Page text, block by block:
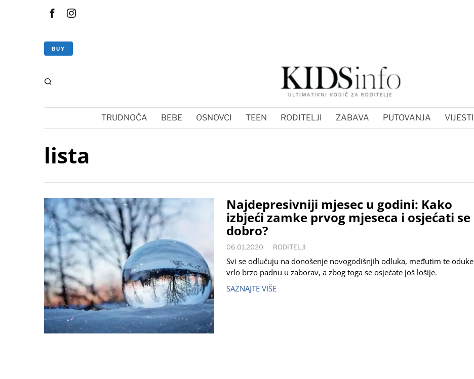
BUY
TRUDNOĆA BEBE OSNOVCI TEEN RODITELJI ZABAVA PUTOVANJA VIJESTI
lista
Najdepresivniji mjesec u godini: Kako
izbjeći zamke prvog mjeseca i osjećati se
dobro?
06.01.2020. RODITELJI
Svi se odlučuju na donošenje novogodišnjih odluka, međutim te oduke
vrlo brzo padnu u zaborav, a zbog toga se osjećate još lošije.
SAZNAJTE VIŠE